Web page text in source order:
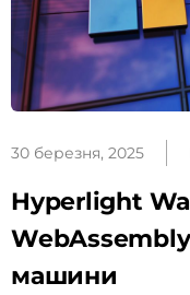
30 березня, 2025
Hyperlight
WebAssembly
машини